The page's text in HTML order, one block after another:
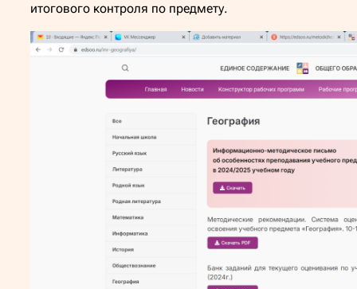
итогового контроля по предмету.